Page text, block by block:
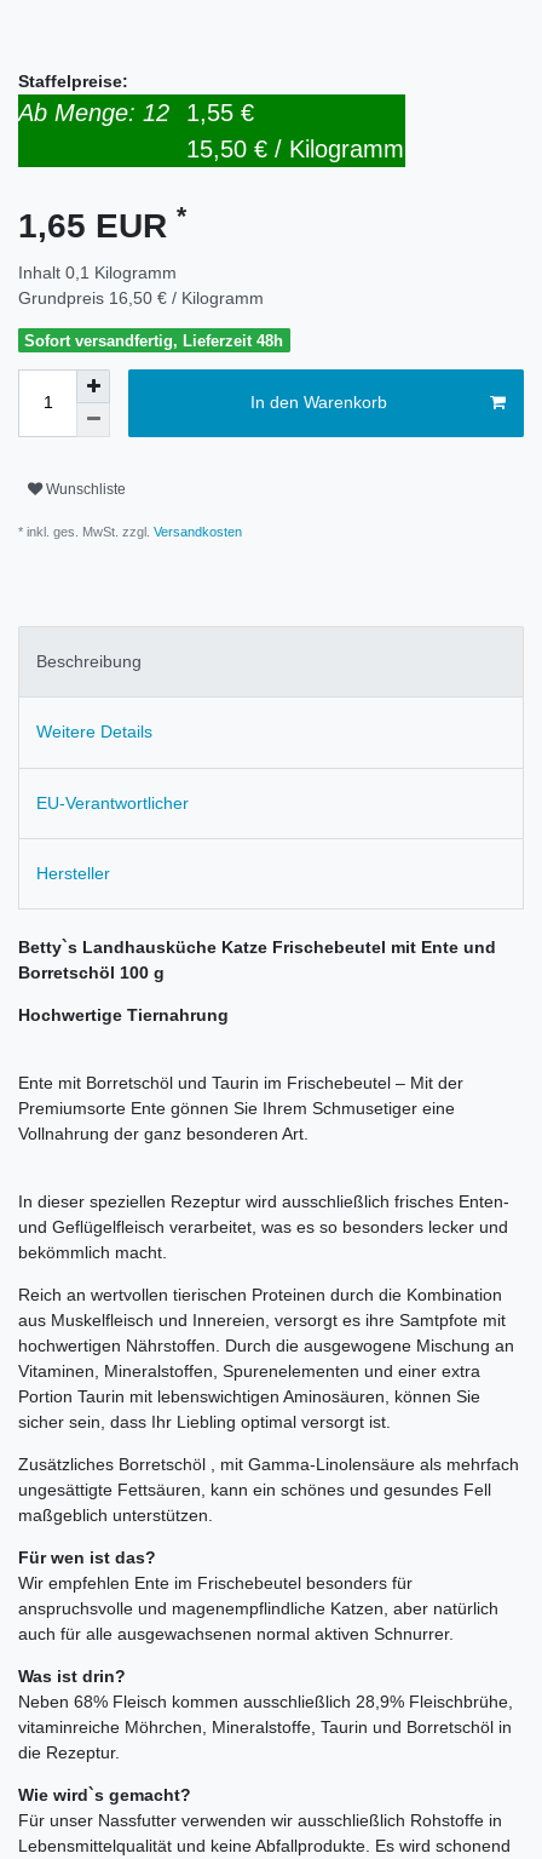
Staffelpreise:
Ab Menge: 12
1,55 €
15,50 € / Kilogramm
1,65 EUR *
Inhalt 0,1 Kilogramm
Grundpreis 16,50 € / Kilogramm
Sofort versandfertig, Lieferzeit 48h
In den Warenkorb
Wunschliste
* inkl. ges. MwSt. zzgl. Versandkosten
Beschreibung
Weitere Details
EU-Verantwortlicher
Hersteller
Betty`s Landhausküche Katze Frischebeutel mit Ente und
Borretschöl 100 g
Hochwertige Tiernahrung
Ente mit Borretschöl und Taurin im Frischebeutel – Mit der
Premiumsorte Ente gönnen Sie Ihrem Schmusetiger eine
Vollnahrung der ganz besonderen Art.
In dieser speziellen Rezeptur wird ausschließlich frisches Enten-
und Geflügelfleisch verarbeitet, was es so besonders lecker und
bekömmlich macht.
Reich an wertvollen tierischen Proteinen durch die Kombination
aus Muskelfleisch und Innereien, versorgt es ihre Samtpfote mit
hochwertigen Nährstoffen. Durch die ausgewogene Mischung an
Vitaminen, Mineralstoffen, Spurenelementen und einer extra
Portion Taurin mit lebenswichtigen Aminosäuren, können Sie
sicher sein, dass Ihr Liebling optimal versorgt ist.
Zusätzliches Borretschöl , mit Gamma-Linolensäure als mehrfach
ungesättigte Fettsäuren, kann ein schönes und gesundes Fell
maßgeblich unterstützen.
Für wen ist das?
Wir empfehlen Ente im Frischebeutel besonders für
anspruchsvolle und magenempflindliche Katzen, aber natürlich
auch für alle ausgewachsenen normal aktiven Schnurrer.
Was ist drin?
Neben 68% Fleisch kommen ausschließlich 28,9% Fleischbrühe,
vitaminreiche Möhrchen, Mineralstoffe, Taurin und Borretschöl in
die Rezeptur.
Wie wird`s gemacht?
Für unser Nassfutter verwenden wir ausschließlich Rohstoffe in
Lebensmittelqualität und keine Abfallprodukte. Es wird schonend